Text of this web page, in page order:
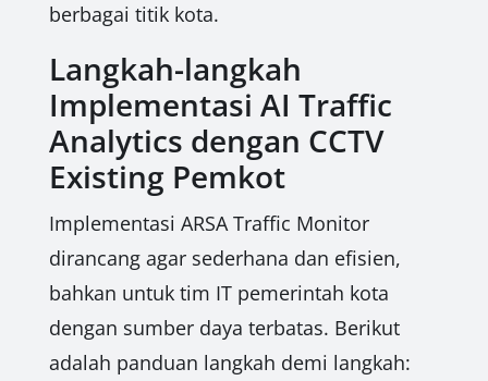
berbagai titik kota.
Langkah-langkah
Implementasi AI Traffic
Analytics dengan CCTV
Existing Pemkot
Implementasi ARSA Traffic Monitor
dirancang agar sederhana dan efisien,
bahkan untuk tim IT pemerintah kota
dengan sumber daya terbatas. Berikut
adalah panduan langkah demi langkah: